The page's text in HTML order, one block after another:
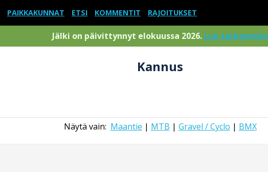
PAIKKAKUNNAT ETSI KOMMENTIT RAJOITUKSET
Jälki on päivittynnyt elokuussa 2026. Lue tarkemmin
Kannus
Näytä vain: Maantie | MTB | Gravel / Cyclo | BMX